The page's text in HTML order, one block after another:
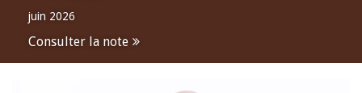
juin 2026
Consulter la note